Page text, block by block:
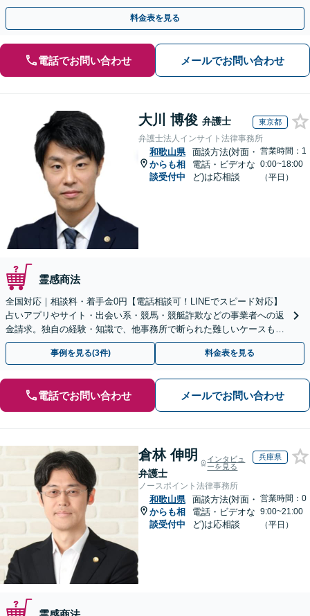
金が得られるよう尽力します！
料金表を見る
電話でお問い合わせ メールでお問い合わせ
大川 博俊 弁護士 東京都
弁護士法人インサイト法律事務所
和歌山県
からも相
談受付中
面談方法(対面・
電話・ビデオな
ど)は応相談
営業時間：1
0:00~18:00
（平日）
霊感商法
全国対応｜相談料・着手金0円【電話相談可！LINEでスピード対応】
占いアプリやサイト・出会い系・競馬・競艇詐欺などの事業者への返
金請求。独自の経験・知識で、他事務所で断られた難しいケースも解
決に導いた実績あり。まずはお気軽にご相談ください
事例を見る(3件) 料金表を見る
電話でお問い合わせ メールでお問い合わせ
倉林 伸明
弁護士
インタビュ
ーを見る
兵庫県
ノースポイント法律事務所
和歌山県
からも相
談受付中
面談方法(対面・
電話・ビデオな
ど)は応相談
営業時間：0
9:00~21:00
（平日）